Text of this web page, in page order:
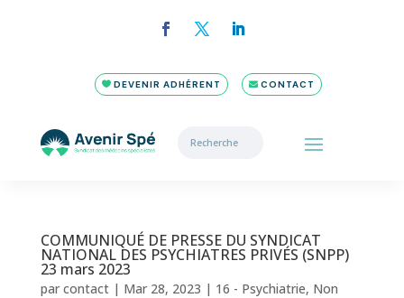
DEVENIR ADHÉRENT CONTACT
COMMUNIQUÉ DE PRESSE DU SYNDICAT
NATIONAL DES PSYCHIATRES PRIVÉS (SNPP)
23 mars 2023
par contact| Mar 28, 2023 | 16 - Psychiatrie, Non